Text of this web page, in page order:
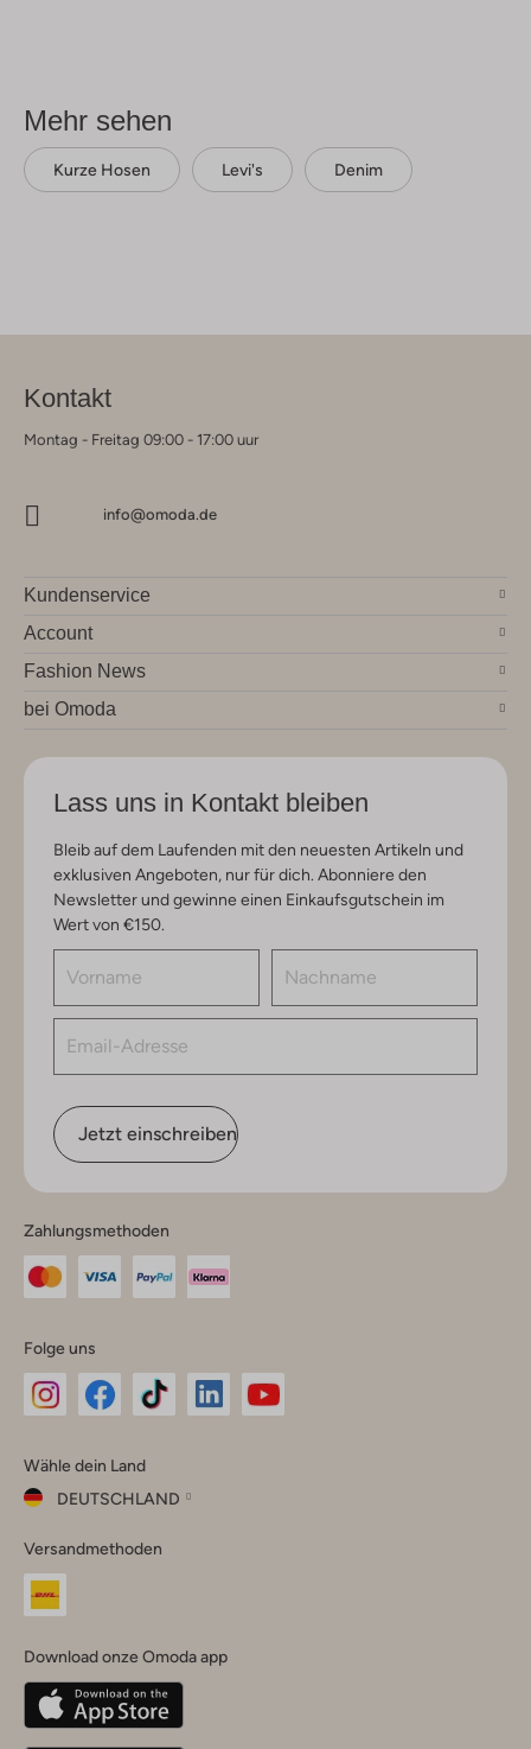
Mehr sehen
Kurze Hosen Levi's Denim
Kontakt
Montag - Freitag 09:00 - 17:00 uur
info@omoda.de
Kundenservice
Account
Fashion News
bei Omoda
Lass uns in Kontakt bleiben
Bleib auf dem Laufenden mit den neuesten Artikeln und
exklusiven Angeboten, nur für dich. Abonniere den
Newsletter und gewinne einen Einkaufsgutschein im
Wert von €150.
Jetzt einschreiben
Zahlungsmethoden
Folge uns
Instagram
Facebook
TikTok
Wähle dein Land
DEUTSCHLAND
dein
Land
Belgique(Français)
Deutschland
Versandmethoden
Download onze Omoda app